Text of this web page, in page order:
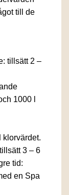
till de
tillsätt 2 –
1000 l
klorvärdet.
3 – 6
tid:
en Spa